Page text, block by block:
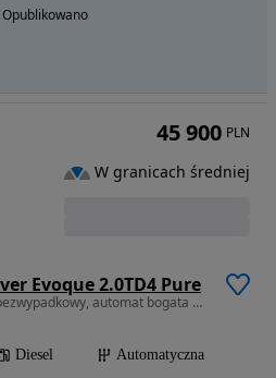
Evoque 2.0TD4 Pure
1999 cm3 • 150 KM • Europa, bezwypadkowy, automat bogata opcja !
Diesel
Automatyczna
45 900 PLN
W granicach średniej